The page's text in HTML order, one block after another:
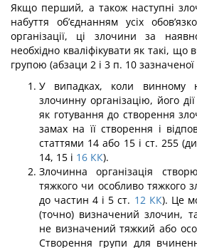
Якщо перший, а також наступні
набуття об’єднанням усіх
організації, ці злочини за
необхідно кваліфікувати як такі, що
групою (абзаци 2 і 3 п. 10
У випадках, коли винному
злочинну організацію, його
як готування до створення
замах на її створення і
статтями 14 або 15 і ст. 255
14, 15 і 16 КК).
Злочинна організація
тяжкого чи особливо тяжкого
до частин 4 і 5 ст. 12 КК). Це
(точ­но) визначений злочин,
не визначений тяжкий або
Створення групи для